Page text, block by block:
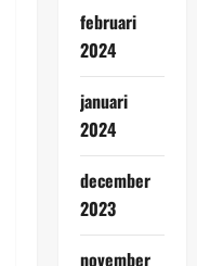
februari
2024
januari
2024
december
2023
november